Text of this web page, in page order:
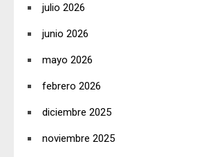
julio 2026
junio 2026
mayo 2026
febrero 2026
diciembre 2025
noviembre 2025